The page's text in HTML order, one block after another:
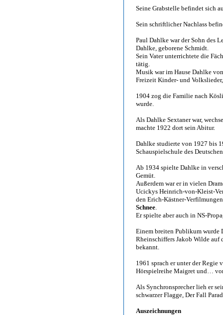
Seine Grabstelle befindet sich
Sein schriftlicher Nachlass
Paul Dahlke war der Sohn des
Dahlke, geborene Schmidt.
Sein Vater unterrichtete die
tätig.
Musik war im Hause Dahlke
Freizeit Kinder- und
1904 zog die Familie nach
wurde.
Als Dahlke Sextaner war,
machte 1922 dort sein Abitur.
Dahlke studierte von 1927 bis
Schauspielschule des
Ab 1934 spielte Dahlke in
Gemüt.
Außerdem war er in vielen
Ucickys Heinrich-von-Kleist-
den Erich-Kästner-
Schnee.
Er spielte aber auch in NS-
Einem breiten Publikum wurde
Rheinschiffers Jakob Wilde auf
bekannt.
1961 sprach er unter der
Hörspielreihe Maigret und…
Als Synchronsprecher lieh er
schwarzer Flagge, Der Fall
Auszeichnungen